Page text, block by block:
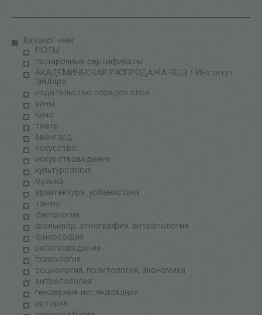
Каталог книг
ЛОТЫ
подарочные сертификаты
АКАДЕМИЧЕСКАЯ РАСПРОДАЖА ВШЭ / Институт
Гайдара
издательство порядок слов
зины
кино
театр
авангард
искусство
искусствоведение
культурология
музыка
архитектура, урбанистика
танец
филология
фольклор, этнография, антропология
философия
религиоведение
психология
социология, политология, экономика
антропология
гендерные исследования
история